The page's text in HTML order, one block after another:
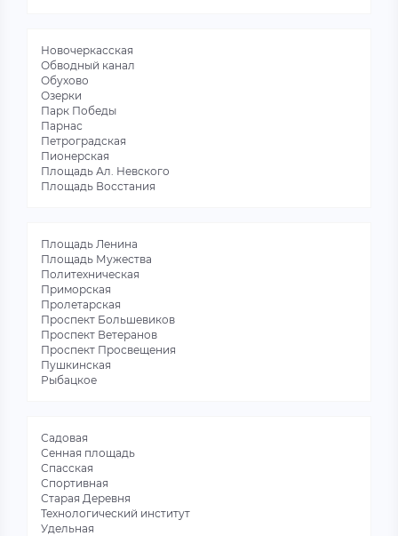
Новочеркасская
Обводный канал
Обухово
Озерки
Парк Победы
Парнас
Петроградская
Пионерская
Площадь Ал. Невского
Площадь Восстания
Площадь Ленина
Площадь Мужества
Политехническая
Приморская
Пролетарская
Проспект Большевиков
Проспект Ветеранов
Проспект Просвещения
Пушкинская
Рыбацкое
Садовая
Сенная площадь
Спасская
Спортивная
Старая Деревня
Технологический институт
Удельная